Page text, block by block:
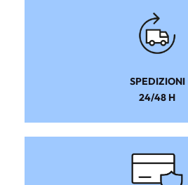
SPEDIZIONI
24/48 H